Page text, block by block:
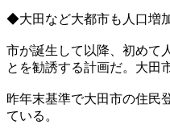
◆大田など大都市も人口増
市が誕生して以降、初めて
とを勧誘する計画だ。大田
昨年末基準で大田市の住民
ている。